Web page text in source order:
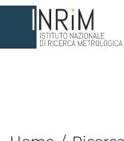
Salta al